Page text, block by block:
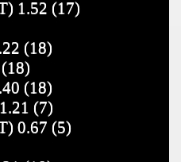
1.52 (17)
(18)
(18)
(7)
0.67 (5)